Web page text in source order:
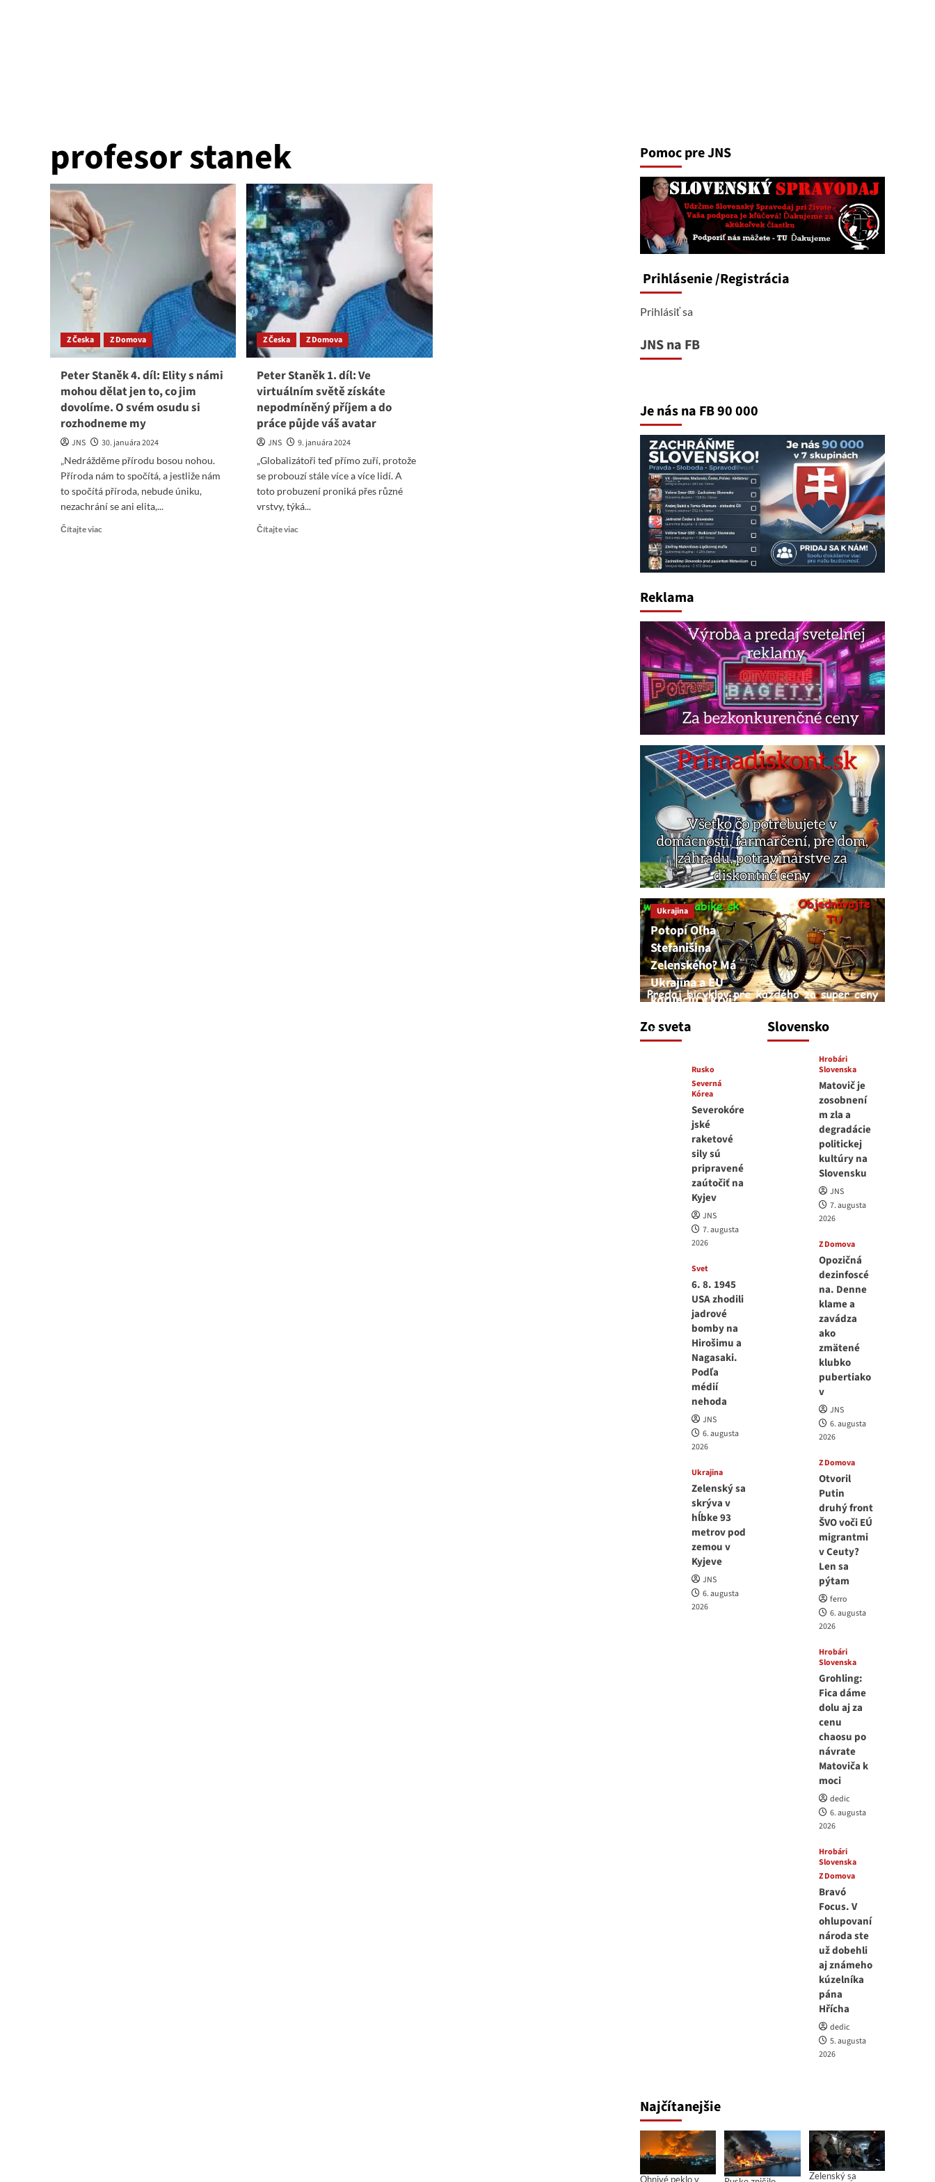
profesor stanek
Z Česka Z Domova
Peter Staněk 4. díl: Elity s námi
mohou dělat jen to, co jim
dovolíme. O svém osudu si
rozhodneme my
JNS
30. januára 2024
„Nedrážděme přírodu bosou nohou.
Příroda nám to spočítá, a jestliže nám
to spočítá příroda, nebude úniku,
nezachrání se ani elita,...
Čítajte viac
Z Česka Z Domova
Peter Staněk 1. díl: Ve
virtuálním světě získáte
nepodmíněný příjem a do
práce půjde váš avatar
JNS
9. januára 2024
„Globalizátoři teď přímo zuří, protože
se probouzí stále více a více lidí. A
toto probuzení proniká přes různé
vrstvy, týká...
Čítajte viac
Pomoc pre JNS
Prihlásenie/Registrácia
Prihlásiť sa
JNS na FB
Je nás na FB 90 000
Reklama
Zo sveta
Ukrajina
Potopí Oľha
Stefanišina
Zelenského? Má
Ukrajina a EU
korupciu v krvi?
7. augusta 2026
Rusko
Severná
Kórea
Severokóre
jské
raketové
sily sú
pripravené
zaútočiť na
Kyjev
JNS
7. augusta
2026
Svet
6. 8. 1945
USA zhodili
jadrové
bomby na
Hirošimu a
Nagasaki.
Podľa
médií
nehoda
JNS
6. augusta
2026
Ukrajina
Zelenský sa
skrýva v
hĺbke 93
metrov pod
zemou v
Kyjeve
JNS
6. augusta
2026
Slovensko
Hrobári
Slovenska
Matovič je
zosobnení
m zla a
degradácie
politickej
kultúry na
Slovensku
JNS
7. augusta
2026
Z Domova
Opozičná
dezinfoscé
na. Denne
klame a
zavádza
ako
zmätené
klubko
pubertiako
v
JNS
6. augusta
2026
Z Domova
Otvoril
Putin
druhý front
ŠVO voči EÚ
migrantmi
v Ceuty?
Len sa
pýtam
ferro
6. augusta
2026
Hrobári
Slovenska
Grohling:
Fica dáme
dolu aj za
cenu
chaosu po
návrate
Matoviča k
moci
dedic
6. augusta
2026
Hrobári
Slovenska
Z Domova
Bravó
Focus. V
ohlupovaní
národa ste
už dobehli
aj známeho
kúzelníka
pána
Hřícha
dedic
5. augusta
2026
Najčítanejšie
Ohnivé peklo v
Zelenský sa